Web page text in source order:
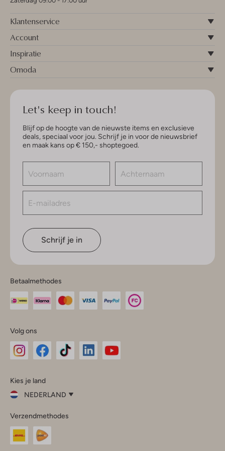
Klantenservice
Account
Inspiratie
Omoda
Let's keep in touch!
Blijf op de hoogte van de nieuwste items en exclusieve
deals, speciaal voor jou. Schrijf je in voor de nieuwsbrief
en maak kans op € 150,- shoptegoed.
Schrijf je in
Betaalmethodes
Volg ons
InstagramFacebook
Kies je land
NEDERLAND
je
land
Nederland
Verzendmethodes